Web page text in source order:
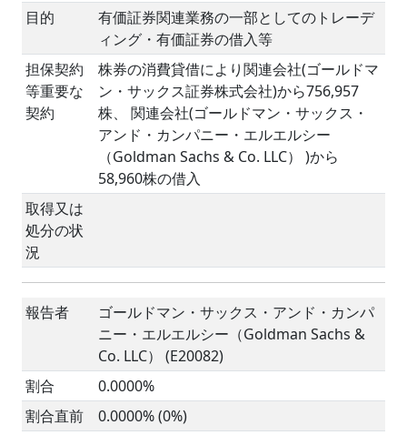
目的
有価証券関連業務の一部としてのトレーデ
ィング・有価証券の借入等
担保契約
等重要な
契約
株券の消費貸借により関連会社(ゴールドマ
ン・サックス証券株式会社)から756,957
株、 関連会社(ゴールドマン・サックス・
アンド・カンパニー・エルエルシー
（Goldman Sachs & Co. LLC） )から
58,960株の借入
取得又は
処分の状
況
報告者
ゴールドマン・サックス・アンド・カンパ
ニー・エルエルシー（Goldman Sachs &
Co. LLC） (E20082)
割合
0.0000%
割合直前
0.0000% (0%)